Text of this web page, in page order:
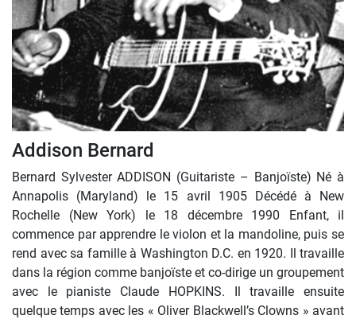
Addison Bernard
Bernard Sylvester ADDISON (Guitariste – Banjoïste) Né à
Annapolis (Maryland) le 15 avril 1905 Décédé à New
Rochelle (New York) le 18 décembre 1990 Enfant, il
commence par apprendre le violon et la mandoline, puis se
rend avec sa famille à Washington D.C. en 1920. Il travaille
dans la région comme banjoïste et co-dirige un groupement
avec le pianiste Claude HOPKINS. Il travaille ensuite
quelque temps avec les « Oliver Blackwell’s Clowns » avant